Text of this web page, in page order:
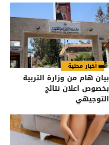
أخبار محلية
بيان هام من وزارة التربية
بخصوص اعلان نتائج
التوجيهي